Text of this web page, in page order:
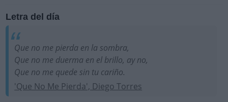
Letra del día
Que no me pierda en la sombra,
Que no me duerma en el brillo, ay no,
Que no me quede sin tu cariño.
'Que No Me Pierda', Diego Torres